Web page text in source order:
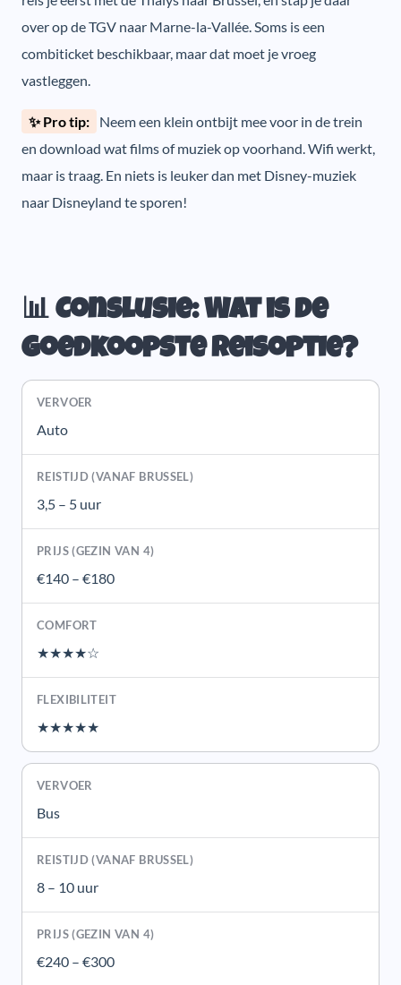
over op de TGV naar Marne-la-Vallée. Soms is een
combiticket beschikbaar, maar dat moet je vroeg
vastleggen.
✨ Pro tip:
Neem een klein ontbijt mee voor in de trein
en download wat films of muziek op voorhand. Wifi werkt,
maar is traag. En niets is leuker dan met Disney-muziek
naar Disneyland te sporen!
📊 Conslusie: Wat is de
goedkoopste reisoptie?
Auto
3,5 – 5 uur
€140 – €180
★★★★☆
★★★★★
Bus
8 – 10 uur
€240 – €300